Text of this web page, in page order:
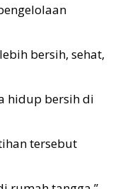
bersih, sehat,
hidup bersih di
tersebut